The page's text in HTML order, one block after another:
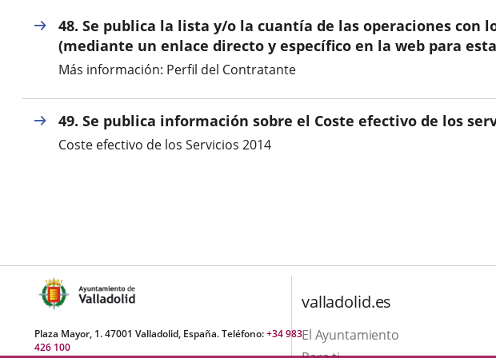
externa.externa.
una
aplicación
externa.
48. Se publica la lista y/o la cuantía de las operaciones
(mediante un enlace directo y específico en la web para
Más información: Perfil del Contratante
49. Se publica información sobre el Coste efectivo de los
Coste efectivo de los Servicios 2014
Plaza Mayor, 1. 47001 Valladolid, España. Teléfono:+34 983
426 100
valladolid.es
El Ayuntamiento